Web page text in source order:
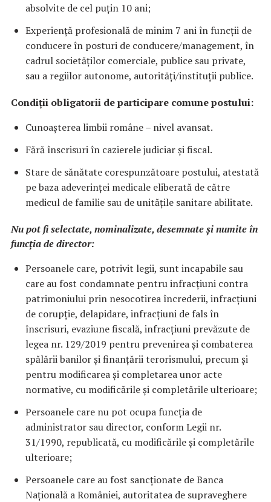
absolvite de cel puţin 10 ani;
Experiență profesională de minim 7 ani în funcții de
conducere în posturi de conducere/management, în
cadrul societăților comerciale, publice sau private,
sau a regiilor autonome, autorități/instituții publice.
Condiții obligatorii de participare comune postului:
Cunoașterea limbii române – nivel avansat.
Fără înscrisuri în cazierele judiciar și fiscal.
Stare de sănătate corespunzătoare postului, atestată
pe baza adeverinței medicale eliberată de către
medicul de familie sau de unitățile sanitare abilitate.
Nu pot fi selectate, nominalizate, desemnate şi numite în
funcţia de director:
Persoanele care, potrivit legii, sunt incapabile sau
care au fost condamnate pentru infracţiuni contra
patrimoniului prin nesocotirea încrederii, infracţiuni
de corupţie, delapidare, infracţiuni de fals în
înscrisuri, evaziune fiscală, infracţiuni prevăzute de
legea nr. 129/2019 pentru prevenirea şi combaterea
spălării banilor şi finanţării terorismului, precum şi
pentru modificarea şi completarea unor acte
normative, cu modificările şi completările ulterioare;
Persoanele care nu pot ocupa funcţia de
administrator sau director, conform Legii nr.
31/1990, republicată, cu modificările şi completările
ulterioare;
Persoanele care au fost sancţionate de Banca
Naţională a României, autoritatea de supraveghere